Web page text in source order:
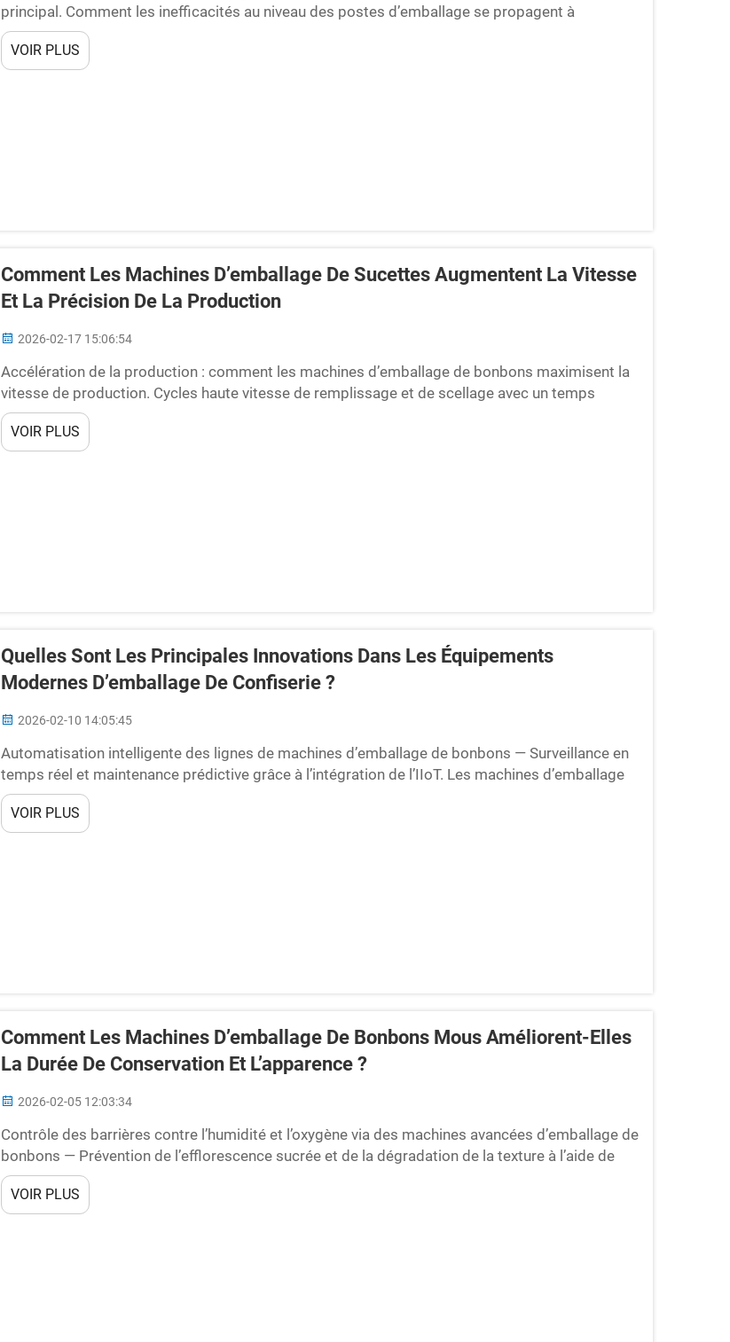
principal. Comment les inefficacités au niveau des postes d’emballage se propagent à
l’ensemble des lignes automatisées de confiserie. Lorsque les postes d’emballage ne
fonctionnent pas correctement, ils deviennent rapidement des problèmes majeurs pour les...
VOIR PLUS
Comment Les Machines D’emballage De Sucettes Augmentent La Vitesse
Et La Précision De La Production
2026-02-17 15:06:54
Accélération de la production : comment les machines d’emballage de bonbons maximisent la
vitesse de production. Cycles haute vitesse de remplissage et de scellage avec un temps
d’arrêt minimal. Les machines d’emballage de bonbons actuelles permettent véritablement
d’augmenter considérablement le débit grâce à leurs cycles de remplissage et de scellage
soigneusement conçus...
VOIR PLUS
Quelles Sont Les Principales Innovations Dans Les Équipements
Modernes D’emballage De Confiserie ?
2026-02-10 14:05:45
Automatisation intelligente des lignes de machines d’emballage de bonbons — Surveillance en
temps réel et maintenance prédictive grâce à l’intégration de l’IIoT. Les machines d’emballage
de bonbons actuelles sont équipées de capteurs IIoT qui suivent des paramètres tels que les
vibrations, les températures et la façon dont…
VOIR PLUS
Comment Les Machines D’emballage De Bonbons Mous Améliorent-Elles
La Durée De Conservation Et L’apparence ?
2026-02-05 12:03:34
Contrôle des barrières contre l’humidité et l’oxygène via des machines avancées d’emballage de
bonbons — Prévention de l’efflorescence sucrée et de la dégradation de la texture à l’aide de
films barrières de précision. Les équipements haut de gamme d’emballage de bonbons
reposent sur des films multicouches spécialisés, tels que le BOPP et les laminés d’aluminium…
VOIR PLUS